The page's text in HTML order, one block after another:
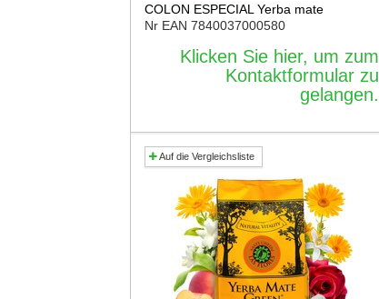
COLON ESPECIAL Yerba mate
Nr EAN 7840037000580
Klicken Sie hier, um zum
Kontaktformular zu
gelangen.
Auf die Vergleichsliste